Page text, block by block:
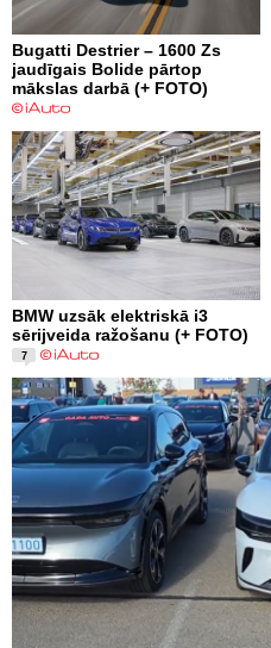
Bugatti Destrier – 1600 Zs
jaudīgais Bolide pārtop
mākslas darbā (+ FOTO)
BMW uzsāk elektriskā i3
sērijveida ražošanu (+ FOTO)
7